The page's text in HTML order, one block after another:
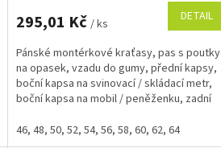
62
295,01 Kč / ks DETAIL
Pánské montérkové kraťasy, pas s poutky
na opasek, vzadu do gumy, přední kapsy,
boční kapsa na svinovací / skládací metr,
boční kapsa na mobil / peněženku, zadní
46, 48, 50, 52, 54, 56, 58, 60, 62, 64